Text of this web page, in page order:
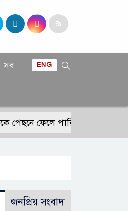
সব ENG
ফেলে পারিশ্রমিকে নতুন
জনপ্রিয় সংবাদ